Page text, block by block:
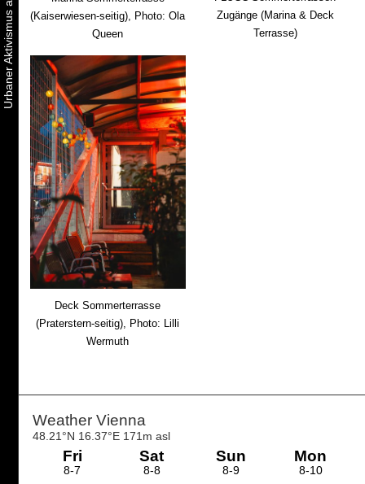
(Kaiserwiesen-seitig), Photo: Ola
Queen
Zugänge (Marina & Deck
Terrasse)
Deck Sommerterrasse
(Praterstern-seitig), Photo: Lilli
Wermuth